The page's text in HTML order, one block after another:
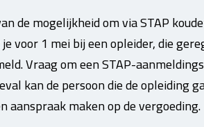
de mogelijkheid om via STAP
voor 1 mei bij een opleider, die
Vraag om een STAP-
kan de persoon die de opleiding
aanspraak maken op de vergoeding.